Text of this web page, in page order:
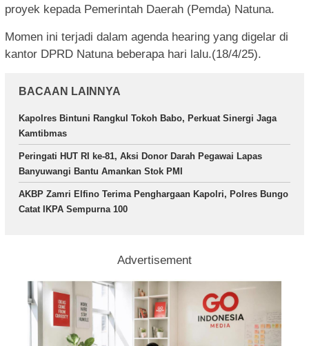
proyek kepada Pemerintah Daerah (Pemda) Natuna.
Momen ini terjadi dalam agenda hearing yang digelar di
kantor DPRD Natuna beberapa hari lalu.(18/4/25).
BACAAN LAINNYA
Kapolres Bintuni Rangkul Tokoh Babo, Perkuat Sinergi Jaga
Kamtibmas
Peringati HUT RI ke-81, Aksi Donor Darah Pegawai Lapas
Banyuwangi Bantu Amankan Stok PMI
AKBP Zamri Elfino Terima Penghargaan Kapolri, Polres Bungo
Catat IKPA Sempurna 100
Advertisement